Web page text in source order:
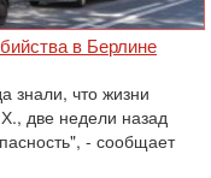
в Берлине
знали, что жизни
две недели назад
- сообщает